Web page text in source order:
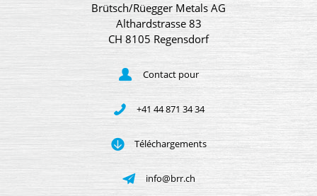
Brütsch/Rüegger Metals AG
Althardstrasse 83
CH 8105 Regensdorf
Contact pour
+41 44 871 34 34
Téléchargements
info@brr.ch